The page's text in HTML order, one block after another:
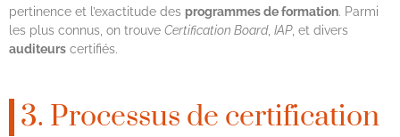
pertinence et l’exactitude des programmes de formation. Parmi
les plus connus, on trouve Certification Board, IAP, et divers
auditeurs certifiés.
3. Processus de certification